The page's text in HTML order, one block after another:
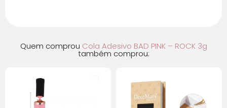
Quem comprou Cola Adesivo BAD PINK – ROCK 3g
também comprou: